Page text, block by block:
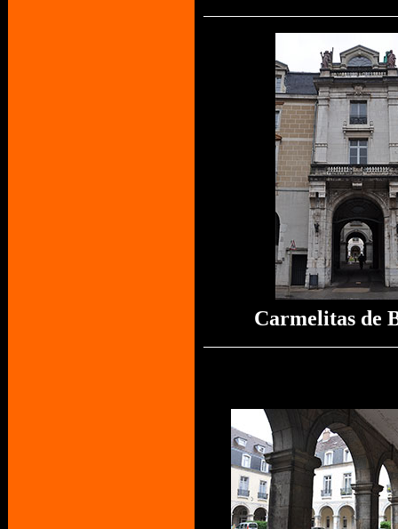
Carmelitas de